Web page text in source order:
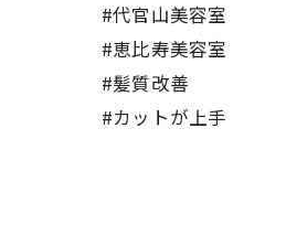
#代官山美容室
#恵比寿美容室
#髪質改善
#カットが上手